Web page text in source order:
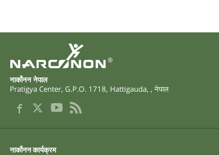
®
नार्कोनन नेपाल
Pratigya Center, G.P.O. 1718, Hattigauda, ,नेपाल
नार्कोनन कार्यक्रम